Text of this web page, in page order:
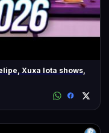
Xuxa lota shows,